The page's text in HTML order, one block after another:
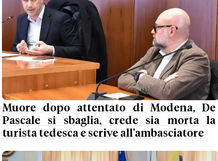
Muore dopo attentato di Modena, De
Pascale si sbaglia, crede sia morta la
turista tedesca e scrive all'ambasciatore